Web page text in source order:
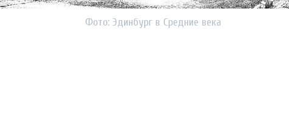
Фото: Эдинбург в Средние века